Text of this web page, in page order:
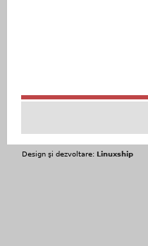
Design şi dezvoltare: Linuxship